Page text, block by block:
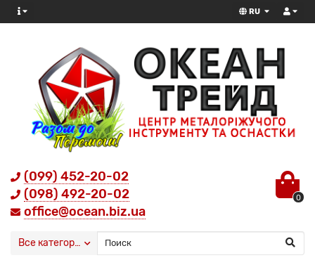
RU
(099) 452-20-02
(098) 492-20-02
office@ocean.biz.ua
0
Все категории